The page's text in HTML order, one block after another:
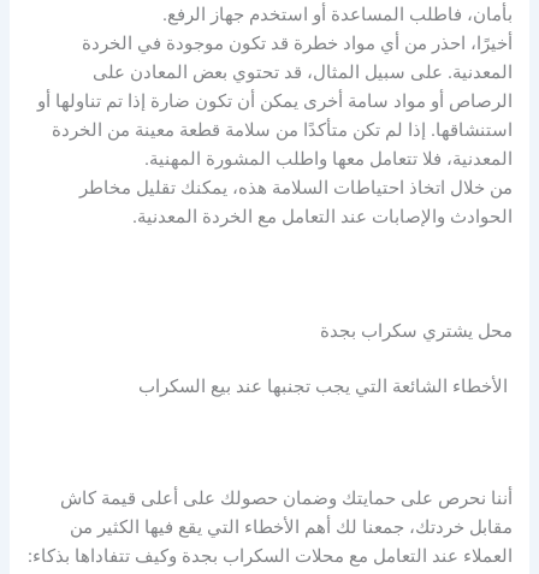
بأمان، فاطلب المساعدة أو استخدم جهاز الرفع.
أخيرًا، احذر من أي مواد خطرة قد تكون موجودة في الخردة
المعدنية. على سبيل المثال، قد تحتوي بعض المعادن على
الرصاص أو مواد سامة أخرى يمكن أن تكون ضارة إذا تم تناولها أو
استنشاقها. إذا لم تكن متأكدًا من سلامة قطعة معينة من الخردة
المعدنية، فلا تتعامل معها واطلب المشورة المهنية.
من خلال اتخاذ احتياطات السلامة هذه، يمكنك تقليل مخاطر
الحوادث والإصابات عند التعامل مع الخردة المعدنية.
محل يشتري سكراب بجدة
الأخطاء الشائعة التي يجب تجنبها عند بيع السكراب
أننا نحرص على حمايتك وضمان حصولك على أعلى قيمة كاش
مقابل خردتك، جمعنا لك أهم الأخطاء التي يقع فيها الكثير من
العملاء عند التعامل مع محلات السكراب بجدة وكيف تتفاداها بذكاء: